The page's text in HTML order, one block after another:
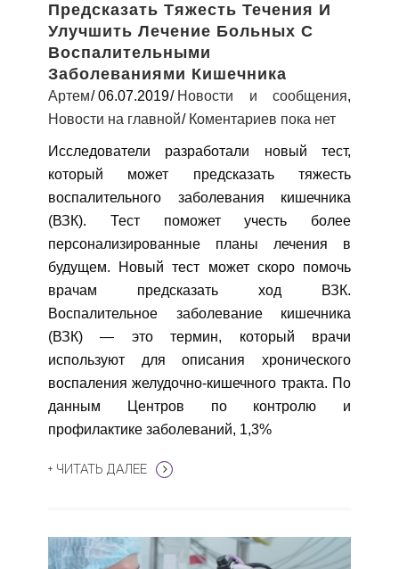
Предсказать Тяжесть Течения И
Улучшить Лечение Больных С
Воспалительными
Заболеваниями Кишечника
Артем 06.07.2019 Новости и сообщения,
Новости на главной
Коментариев пока нет
Исследователи разработали новый тест,
который может предсказать тяжесть
воспалительного заболевания кишечника
(ВЗК). Тест поможет учесть более
персонализированные планы лечения в
будущем. Новый тест может скоро помочь
врачам предсказать ход ВЗК.
Воспалительное заболевание кишечника
(ВЗК) — это термин, который врачи
используют для описания хронического
воспаления желудочно-кишечного тракта. По
данным Центров по контролю и
профилактике заболеваний, 1,3%
+ ЧИТАТЬ ДАЛЕЕ